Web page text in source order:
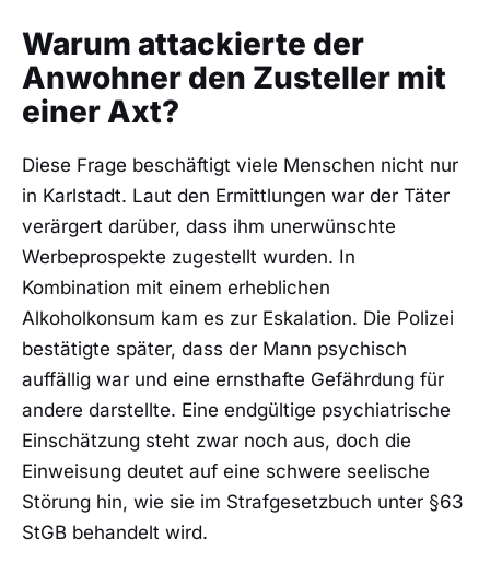
Warum attackierte der
Anwohner den Zusteller mit
einer Axt?
Diese Frage beschäftigt viele Menschen nicht nur
in Karlstadt. Laut den Ermittlungen war der Täter
verärgert darüber, dass ihm unerwünschte
Werbeprospekte zugestellt wurden. In
Kombination mit einem erheblichen
Alkoholkonsum kam es zur Eskalation. Die Polizei
bestätigte später, dass der Mann psychisch
auffällig war und eine ernsthafte Gefährdung für
andere darstellte. Eine endgültige psychiatrische
Einschätzung steht zwar noch aus, doch die
Einweisung deutet auf eine schwere seelische
Störung hin, wie sie im Strafgesetzbuch unter §63
StGB behandelt wird.